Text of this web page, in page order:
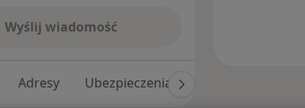
Wyślij wiadomość
Adresy Ubezpieczenia